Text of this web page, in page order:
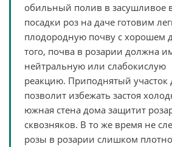
обильный полив в засушливое
посадки роз на даче готовим
плодородную почву с хорошем
того, почва в розарии должна
нейтральную или слабокислую
реакцию. Приподнятый участок
позволит избежать застоя
южная стена дома защитит
сквозняков. В то же время не
розы в розарии слишком